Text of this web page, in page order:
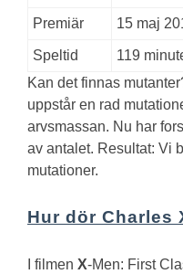
Premiär 15 maj
Speltid
119
Kan det finnas
uppstår en rad
arvsmassan. Nu har
av antalet. Resultat: Vi
mutationer.
Hur dör Charles
I filmen X-Men: First